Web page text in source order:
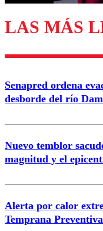
LAS MÁS
Senapred ordena
desborde del río
Nuevo temblor
magnitud y el
Alerta por calor
Temprana